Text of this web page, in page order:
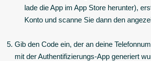
lade die App im App Store herunter),
Konto und scanne Sie dann den
Gib den Code ein, der an deine
mit der Authentifizierungs-App generiert